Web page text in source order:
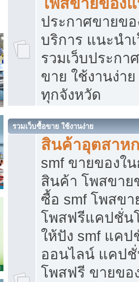
ประกาศขายข
บริการ แนะนำ
รวมเว็บประกา
ขาย ใช้งานง่า
ทุกจังหวัด
รวมเว็บซื้อขาย ใช้งานง่าย
สินค้าอุตสาห
smf ขายของใ
สินค้า โพสขาย
ซื้อ smf โพสข
โพสฟรีแคปชั่น
ให้ปัง smf แค
ออนไลน์ แคป
โพสฟรี ขายขอ